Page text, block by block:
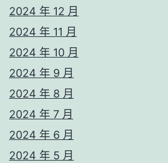
2024 年 12 月
2024 年 11 月
2024 年 10 月
2024 年 9 月
2024 年 8 月
2024 年 7 月
2024 年 6 月
2024 年 5 月